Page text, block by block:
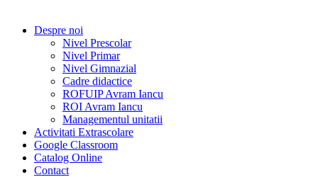
Despre noi
Nivel Prescolar
Nivel Primar
Nivel Gimnazial
Cadre didactice
ROFUIP Avram Iancu
ROI Avram Iancu
Managementul unitatii
Activitati Extrascolare
Google Classroom
Catalog Online
Contact